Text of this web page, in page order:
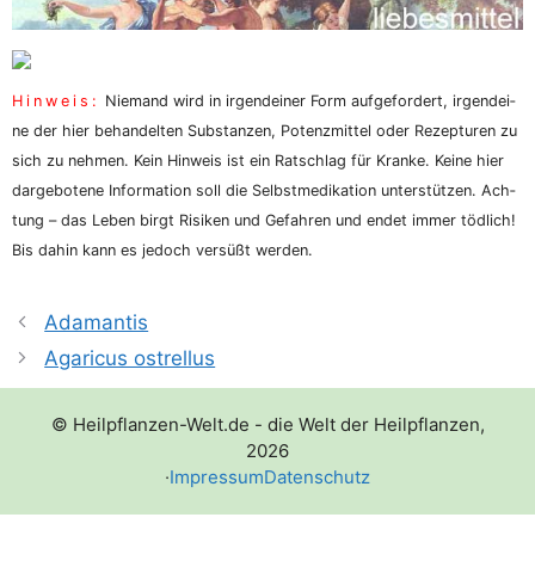
Hin­weis: Nie­mand wird in irgend­ei­ner Form auf­ge­for­dert, irgend­ei­
ne der hier behan­del­ten Sub­stan­zen, Potenz­mit­tel oder Rezep­tu­ren zu
sich zu neh­men. Kein Hin­weis ist ein Rat­schlag für Kran­ke. Kei­ne hier
dar­ge­bo­te­ne Infor­ma­ti­on soll die Selbst­me­di­ka­ti­on unter­stüt­zen. Ach­
tung – das Leben birgt Risi­ken und Gefah­ren und endet immer töd­lich!
Bis dahin kann es jedoch ver­süßt werden.
Adamantis
Agaricus ostrellus
© Heilpflanzen-Welt.de - die Welt der Heilpflanzen,
2026
·ImpressumDatenschutz